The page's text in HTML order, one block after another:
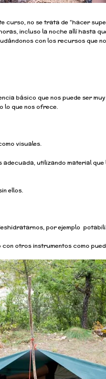
curso, no se trata de “hacer
incluso la noche allí hasta
con los recursos que
básico que nos puede ser
lo que nos ofrece.
visuales.
utilizando material que
ellos.
por ejemplo
otros instrumentos como